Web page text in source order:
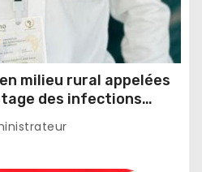
milieu rural appelées
des infections